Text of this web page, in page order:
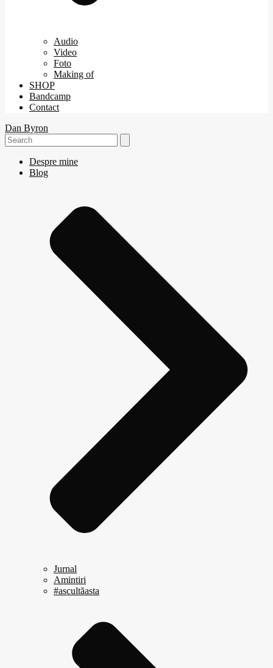
Audio
Video
Foto
Making of
SHOP
Bandcamp
Contact
Dan Byron
Search
for:
Despre mine
Blog
Jurnal
Amintiri
#ascultăasta